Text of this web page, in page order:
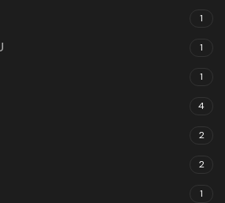
1
1
1
4
2
2
1